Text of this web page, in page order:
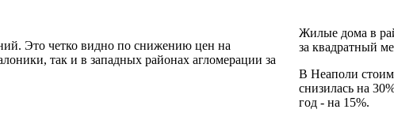
Это четко видно по снижению цен на
так и в западных районах агломерации за
Жилые дома в
за квадратный
В Неаполи
снизилась на
год - на 15%.